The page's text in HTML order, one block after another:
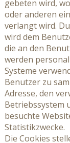
gebeten wird,
oder anderen
verlangt wird.
wird dem
die an den
werden
Systeme
Benutzer zu
Adresse, den
Betriebssystem
besuchte
Statistikzwecke.
Die Cookies